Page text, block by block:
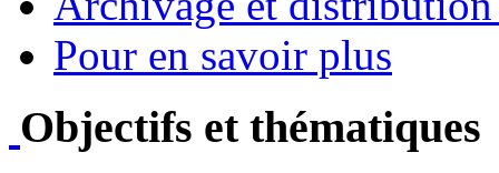
Pour en savoir plus
Objectifs et thématiques